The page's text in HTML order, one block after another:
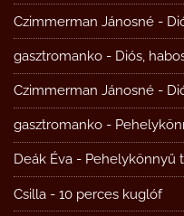
Czimmerman Jánosné -
gasztromanko - Diós,
Czimmerman Jánosné -
gasztromanko -
Deák Éva - Pehelykönnyű
Csilla - 10 perces kuglóf